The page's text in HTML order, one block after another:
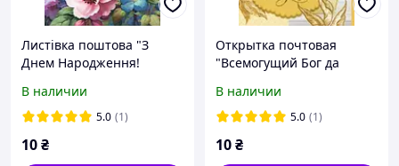
Листівка поштова "З
Днем Народження!
діючи в тобі, здійснить
незрівнянно більше
В наличии
5.0 (1)
10₴
Открытка почтовая
"Всемогущий Бог да
обогатит тебя всякой
благодатью..."
В наличии
5.0 (1)
10₴